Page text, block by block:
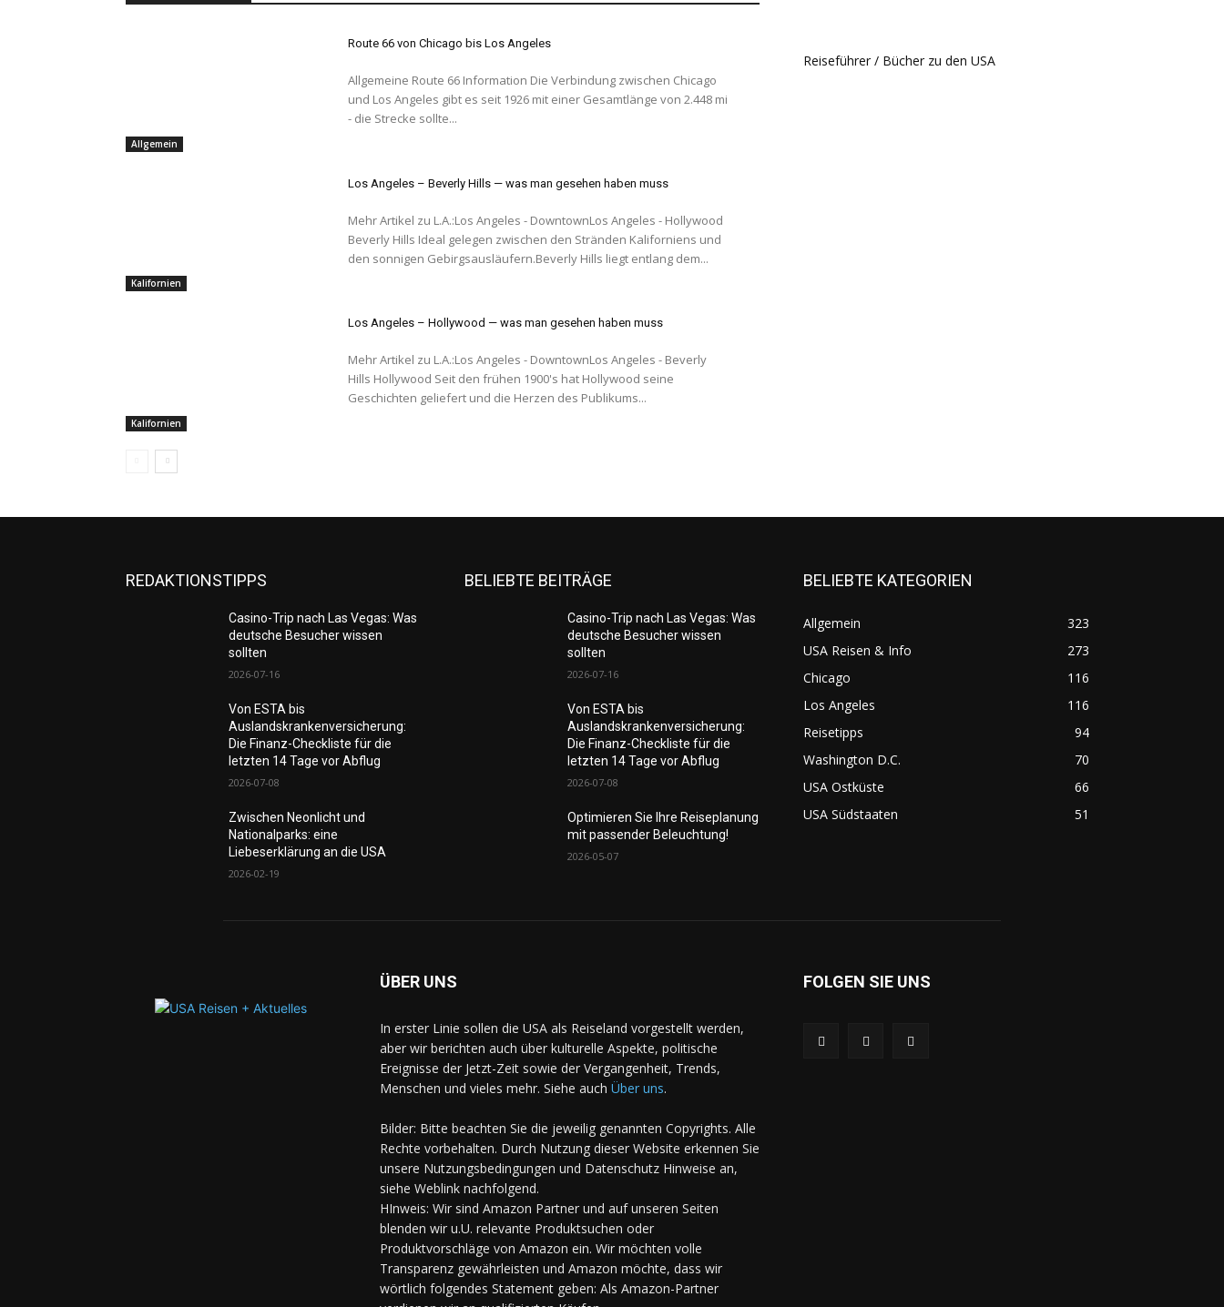
Allgemein
Route 66 von Chicago bis Los Angeles
Allgemeine Route 66 Information Die Verbindung zwischen Chicago
und Los Angeles gibt es seit 1926 mit einer Gesamtlänge von 2.448 mi
- die Strecke sollte...
Kalifornien
Los Angeles – Beverly Hills — was man gesehen haben muss
Mehr Artikel zu L.A.:Los Angeles - DowntownLos Angeles - Hollywood
Beverly Hills Ideal gelegen zwischen den Stränden Kaliforniens und
den sonnigen Gebirgsausläufern.Beverly Hills liegt entlang dem...
Kalifornien
Los Angeles – Hollywood — was man gesehen haben muss
Mehr Artikel zu L.A.:Los Angeles - DowntownLos Angeles - Beverly
Hills Hollywood Seit den frühen 1900's hat Hollywood seine
Geschichten geliefert und die Herzen des Publikums...
Reiseführer / Bücher zu den USA
REDAKTIONSTIPPS
Casino-Trip nach Las Vegas: Was
deutsche Besucher wissen
sollten
2026-07-16
Von ESTA bis
Auslandskrankenversicherung:
Die Finanz-Checkliste für die
letzten 14 Tage vor Abflug
2026-07-08
Zwischen Neonlicht und
Nationalparks: eine
Liebeserklärung an die USA
2026-02-19
BELIEBTE BEITRÄGE
Casino-Trip nach Las Vegas: Was
deutsche Besucher wissen
sollten
2026-07-16
Von ESTA bis
Auslandskrankenversicherung:
Die Finanz-Checkliste für die
letzten 14 Tage vor Abflug
2026-07-08
Optimieren Sie Ihre Reiseplanung
mit passender Beleuchtung!
2026-05-07
BELIEBTE KATEGORIEN
Allgemein
323
USA Reisen & Info
273
Chicago
116
Los Angeles
116
Reisetipps
94
Washington D.C.
70
USA Ostküste
66
USA Südstaaten
51
ÜBER UNS
In erster Linie sollen die USA als Reiseland vorgestellt werden,
aber wir berichten auch über kulturelle Aspekte, politische
Ereignisse der Jetzt-Zeit sowie der Vergangenheit, Trends,
Menschen und vieles mehr. Siehe auch Über uns.
Bilder: Bitte beachten Sie die jeweilig genannten Copyrights. Alle
Rechte vorbehalten. Durch Nutzung dieser Website erkennen Sie
unsere Nutzungsbedingungen und Datenschutz Hinweise an,
siehe Weblink nachfolgend.
HInweis: Wir sind Amazon Partner und auf unseren Seiten
blenden wir u.U. relevante Produktsuchen oder
Produktvorschläge von Amazon ein. Wir möchten volle
Transparenz gewährleisten und Amazon möchte, dass wir
wörtlich folgendes Statement geben: Als Amazon-Partner
FOLGEN SIE UNS